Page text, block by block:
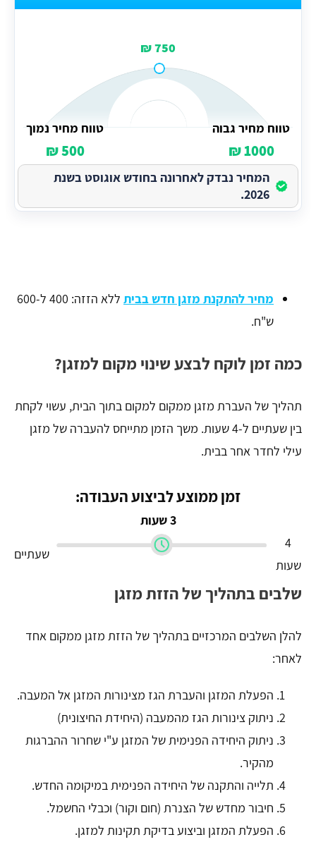
750 ₪
טווח מחיר גבוה
1000 ₪
טווח מחיר נמוך
500 ₪
המחיר נבדק לאחרונה בחודש אוגוסט בשנת
2026.
מחיר להתקנת מזגן חדש בבית
ללא הזזה: 400 ל-600
ש"ח.
כמה זמן לוקח לבצע שינוי מקום למזגן?
תהליך של העברת מזגן ממקום למקום בתוך הבית, עשוי לקחת
בין שעתיים ל-4 שעות. משך הזמן מתייחס להעברה של מזגן
עילי לחדר אחר בבית.
זמן ממוצע לביצוע העבודה:
3 שעות
4
שעות
שעתיים
שלבים בתהליך של הזזת מזגן
להלן השלבים המרכזיים בתהליך של הזזת מזגן ממקום אחד
לאחר:
הפעלת המזגן והעברת הגז מצינורות המזגן אל המעבה.
ניתוק צינורות הגז מהמעבה (היחידת החיצונית)
ניתוק היחידה הפנימית של המזגן ע"י שחרור ההברגות
מהקיר.
תלייה והתקנה של היחידה הפנימית במיקומה החדש.
חיבור מחדש של הצנרת (חום וקור) וכבלי החשמל.
הפעלת המזגן וביצוע בדיקת תקינות למזגן.